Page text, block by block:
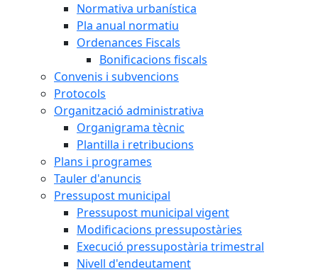
Normativa urbanística
Pla anual normatiu
Ordenances Fiscals
Bonificacions fiscals
Convenis i subvencions
Protocols
Organització administrativa
Organigrama tècnic
Plantilla i retribucions
Plans i programes
Tauler d'anuncis
Pressupost municipal
Pressupost municipal vigent
Modificacions pressupostàries
Execució pressupostària trimestral
Nivell d'endeutament